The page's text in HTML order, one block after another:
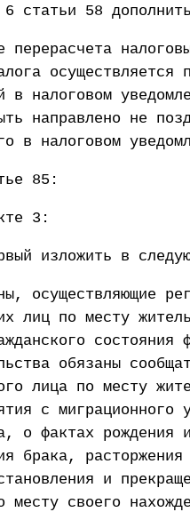
статьи 58
перерасчета
в налоговом
направлено не
в налоговом
85:
3:
изложить в
осуществляющие
лиц по месту
обязаны
лица по месту
с миграционного
о фактах рождения
брака,
и
месту своего